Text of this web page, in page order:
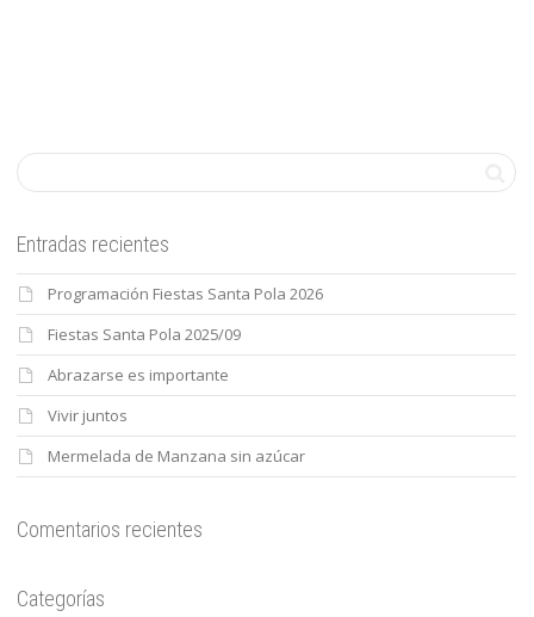
Entradas recientes
Programación Fiestas Santa Pola 2026
Fiestas Santa Pola 2025/09
Abrazarse es importante
Vivir juntos
Mermelada de Manzana sin azúcar
Comentarios recientes
Categorías